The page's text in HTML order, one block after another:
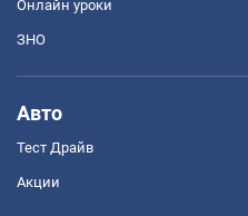
Онлайн уроки
ЗНО
Авто
Тест Драйв
Акции